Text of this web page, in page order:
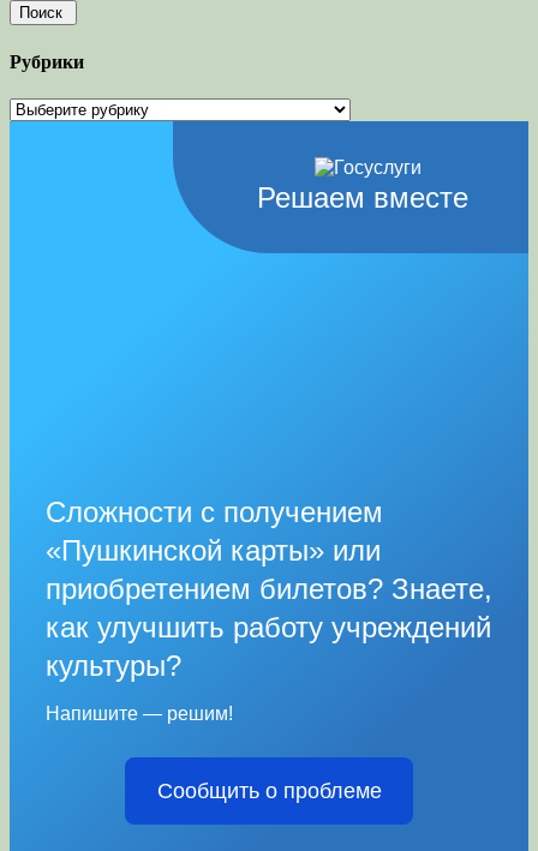
Рубрики
Рубрики
Решаем вместе
Сложности с получением
«Пушкинской карты» или
приобретением билетов? Знаете,
как улучшить работу учреждений
культуры?
Напишите — решим!
Сообщить о проблеме